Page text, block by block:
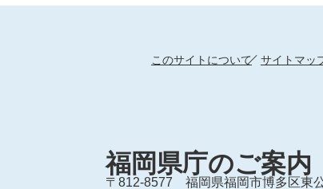
このサイトについて サイトマッ
福岡県庁のご案内
〒812-8577
福岡県福岡市博多区東